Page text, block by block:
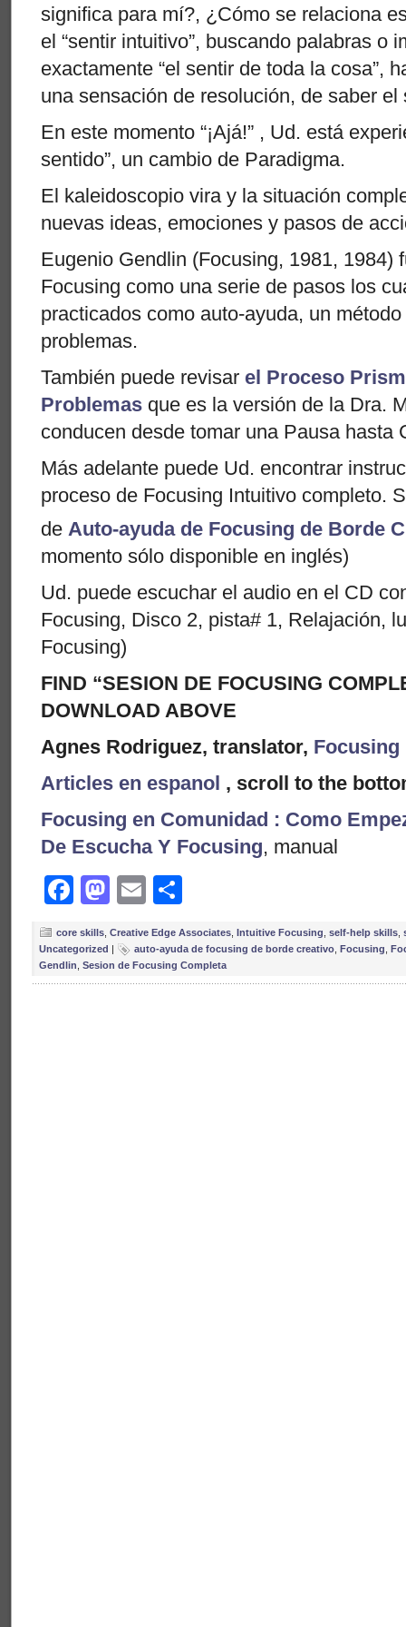
significa para mí?, ¿Cómo se relaciona
el “sentir intuitivo”, buscando palabras o
exactamente “el sentir de toda la cosa”,
una sensación de resolución, de saber el
En este momento “¡Ajá!” , Ud. está
sentido”, un cambio de Paradigma.
El kaleidoscopio vira y la situación
nuevas ideas, emociones y pasos de
Eugenio Gendlin (Focusing, 1981, 1984)
Focusing como una serie de pasos los
practicados como auto-ayuda, un
problemas.
También puede revisar el Proceso
Problemas que es la versión de la Dra.
conducen desde tomar una Pausa hasta
Más adelante puede Ud. encontrar
proceso de Focusing Intuitivo completo.
de Auto-ayuda de Focusing de Borde
momento sólo disponible en inglés)
Ud. puede escuchar el audio en el CD
Focusing, Disco 2, pista# 1, Relajación,
Focusing)
FIND “SESION DE FOCUSING
DOWNLOAD ABOVE
Agnes Rodriguez, translator, Focusing
Articles en espanol , scroll to the
Focusing en Comunidad : Como
De Escucha Y Focusing, manual
Facebook
Mastodon
Email
core skills Creative Edge Associates Intuitive Focusing self-help skills
Uncategorized
auto-ayuda de focusing de borde creativo Focusing
Gendlin Sesion de Focusing Completa